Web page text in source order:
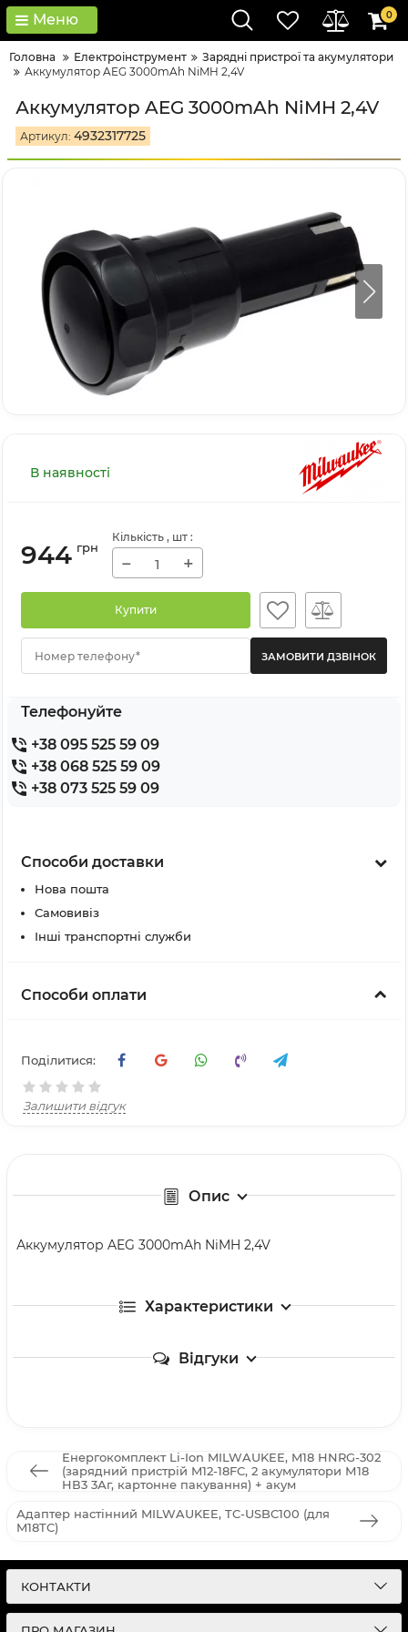
Меню 0
Головна Електроінструмент
Зарядні пристрої та акумулятори
Аккумулятор AEG 3000mAh NiMH 2,4V
Аккумулятор AEG 3000mAh NiMH 2,4V
Артикул: 4932317725
В наявності
944 грн
Кількість , шт :
− +
Купити
Номер телефону*
Телефонуйте
+38 095 525 59 09
+38 068 525 59 09
+38 073 525 59 09
Способи доставки
Нова пошта
Самовивіз
Інші транспортні служби
Способи оплати
Поділитися:
Залишити відгук
Опис
Аккумулятор AEG 3000mAh NiMH 2,4V
Характеристики
Відгуки
Енергокомплект Li-Ion MILWAUKEE, M18 HNRG-302
(зарядний пристрій M12-18FC, 2 акумулятори М18
HВ3 3Аг, картонне пакування) + акум
Адаптер настінний MILWAUKEE, TC-USBC100 (для
M18TC)
КОНТАКТИ